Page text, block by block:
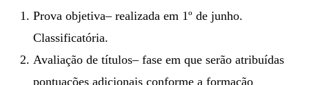
Prova objetiva– realizada em 1º de junho.
Classificatória.
Avaliação de títulos– fase em que serão atribuídas
pontuações adicionais conforme a formação